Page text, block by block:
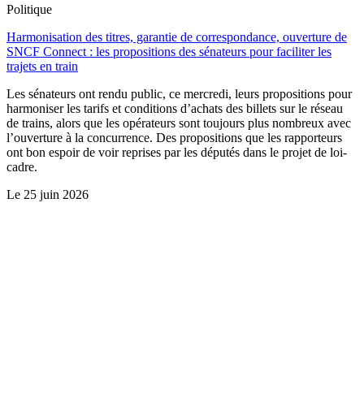
Politique
Harmonisation des titres, garantie de correspondance, ouverture de
SNCF Connect : les propositions des sénateurs pour faciliter les
trajets en train
Les sénateurs ont rendu public, ce mercredi, leurs propositions pour
harmoniser les tarifs et conditions d’achats des billets sur le réseau
de trains, alors que les opérateurs sont toujours plus nombreux avec
l’ouverture à la concurrence. Des propositions que les rapporteurs
ont bon espoir de voir reprises par les députés dans le projet de loi-
cadre.
Le 25 juin 2026